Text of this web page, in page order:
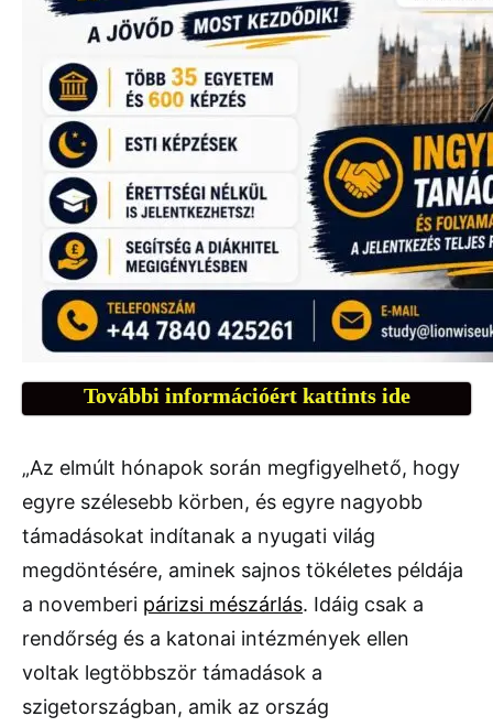
További információért kattints ide
„Az elmúlt hónapok során megfigyelhető, hogy
egyre szélesebb körben, és egyre nagyobb
támadásokat indítanak a nyugati világ
megdöntésére, aminek sajnos tökéletes példája
a novemberi párizsi mészárlás. Idáig csak a
rendőrség és a katonai intézmények ellen
voltak legtöbbször támadások a
szigetországban, amik az ország